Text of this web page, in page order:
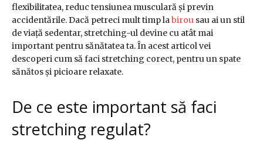
flexibilitatea, reduc tensiunea musculară și previn
accidentările. Dacă petreci mult timp labirou sau ai un stil
de viață sedentar, stretching-ul devine cu atât mai
important pentru sănătatea ta. În acest articol vei
descoperi cum să faci stretching corect, pentru un spate
sănătos și picioare relaxate.
De ce este important să faci
stretching regulat?